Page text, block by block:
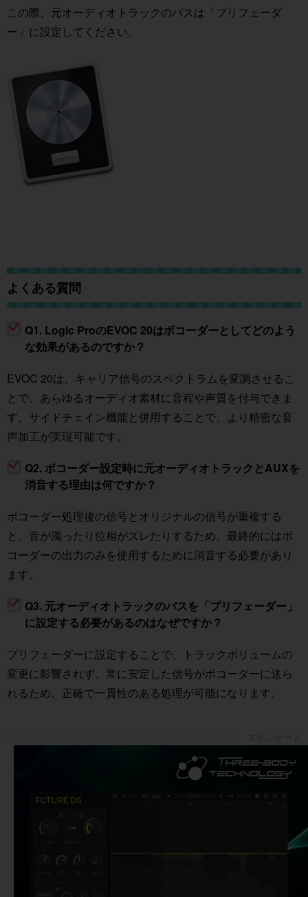
この際、元オーディオトラックのバスは「プリフェーダ
ー」に設定してください。
よくある質問
Q1. Logic ProのEVOC 20はボコーダーとしてどのよう
な効果があるのですか？
EVOC 20は、キャリア信号のスペクトラムを変調させるこ
とで、あらゆるオーディオ素材に音程や声質を付与できま
す。サイドチェイン機能と併用することで、より精密な音
声加工が実現可能です。
Q2. ボコーダー設定時に元オーディオトラックとAUXを
消音する理由は何ですか？
ボコーダー処理後の信号とオリジナルの信号が重複する
と、音が濁ったり位相がズレたりするため、最終的にはボ
コーダーの出力のみを使用するために消音する必要があり
ます。
Q3. 元オーディオトラックのバスを「プリフェーダー」
に設定する必要があるのはなぜですか？
プリフェーダーに設定することで、トラックボリュームの
変更に影響されず、常に安定した信号がボコーダーに送ら
れるため、正確で一貫性のある処理が可能になります。